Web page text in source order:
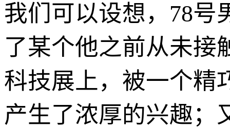
我们可以设想，78号
了某个他之前从未接
科技展上，被一个精
产生了浓厚的兴趣；